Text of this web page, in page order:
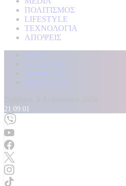
ΠΟΛΙΤΙΣΜΟΣ
LIFESTYLE
ΤΕΧΝΟΛΟΓΙΑ
ΑΠΟΨΕΙΣ
Αρχική
Kontra Live
Καταγγελίες
Επικοινωνία
21:09:05